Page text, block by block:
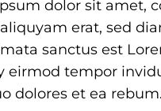
dolor sit amet,
erat, sed
sanctus est
eirmod tempor
dolores et ea